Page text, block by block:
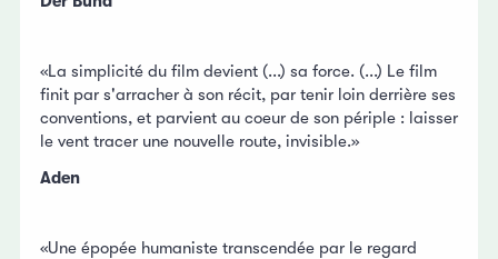
«La simplicité du film devient (...) sa force. (...) Le film
finit par s'arracher à son récit, par tenir loin derrière ses
conventions, et parvient au coeur de son périple : laisser
le vent tracer une nouvelle route, invisible.»
Aden
«Une épopée humaniste transcendée par le regard